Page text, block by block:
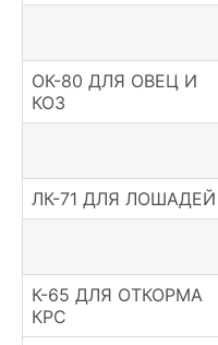
ОК-80 ДЛЯ ОВЕЦ И
КОЗ
ЛК-71 ДЛЯ ЛОШАДЕЙ
К-65 ДЛЯ ОТКОРМА
КРС